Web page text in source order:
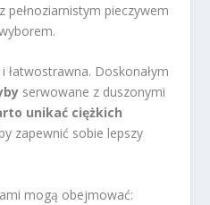
pełnoziarnistym pieczywem
łatwostrawna. Doskonałym
serwowane z duszonymi
unikać ciężkich
zapewnić sobie lepszy
mogą obejmować: